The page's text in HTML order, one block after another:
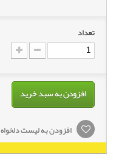
تعداد
افزودن به سبد خرید
افزودن به لیست دلخواه